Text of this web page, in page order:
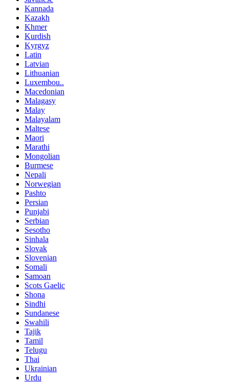
Kannada
Kazakh
Khmer
Kurdish
Kyrgyz
Latin
Latvian
Lithuanian
Luxembou..
Macedonian
Malagasy
Malay
Malayalam
Maltese
Maori
Marathi
Mongolian
Burmese
Nepali
Norwegian
Pashto
Persian
Punjabi
Serbian
Sesotho
Sinhala
Slovak
Slovenian
Somali
Samoan
Scots Gaelic
Shona
Sindhi
Sundanese
Swahili
Tajik
Tamil
Telugu
Thai
Ukrainian
Urdu